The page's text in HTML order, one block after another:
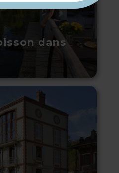
dans